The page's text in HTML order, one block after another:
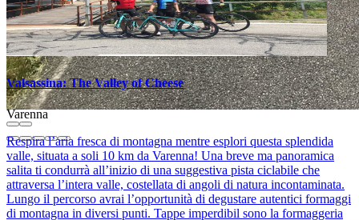
Valsassina: The Valley of Cheese
Varenna
Respira l’aria fresca di montagna mentre esplori questa splendida
valle, situata a soli 10 km da Varenna! Una breve ma panoramica
salita ti condurrà all’inizio di una suggestiva pista ciclabile che
attraversa l’intera valle, costellata di angoli di natura incontaminata.
Lungo il percorso avrai l’opportunità di degustare autentici formaggi
di montagna in diversi punti. Tappe imperdibil sono la formaggeria